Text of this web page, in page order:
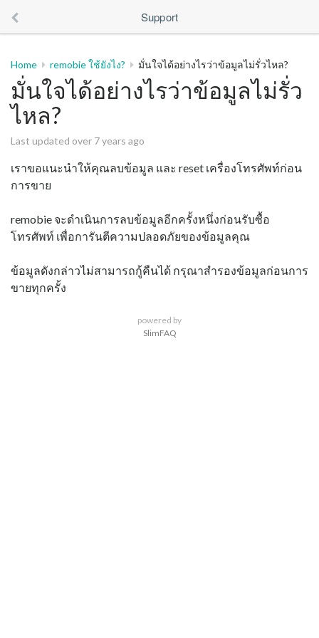
Support
Home remobie ใช้ยังไง? มั่นใจได้อย่างไรว่าข้อมูลไม่รั่วไหล?
มั่นใจได้อย่างไรว่าข้อมูลไม่รั่ว
ไหล?
Last updated over 7 years ago
เราขอแนะนำให้คุณลบข้อมูล และ reset เครื่องโทรศัพท์ก่อน
การขาย
remobie จะดำเนินการลบข้อมูลอีกครั้งหนึ่งก่อนรับซื้อ
โทรศัพท์ เพื่อการันตีความปลอดภัยของข้อมูลคุณ
ข้อมูลดังกล่าวไม่สามารถกู้คืนได้ กรุณาสำรองข้อมูลก่อนการ
ขายทุกครั้ง
powered by
SlimFAQ